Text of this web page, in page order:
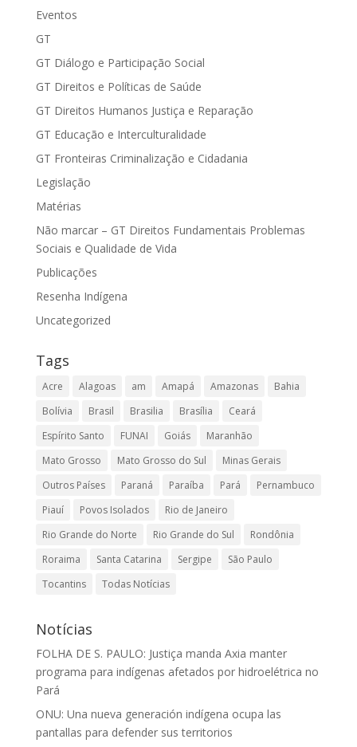
Eventos
GT
GT Diálogo e Participação Social
GT Direitos e Políticas de Saúde
GT Direitos Humanos Justiça e Reparação
GT Educação e Interculturalidade
GT Fronteiras Criminalização e Cidadania
Legislação
Matérias
Não marcar – GT Direitos Fundamentais Problemas
Sociais e Qualidade de Vida
Publicações
Resenha Indígena
Uncategorized
Tags
Acre Alagoas am Amapá Amazonas
Bahia
Bolívia
Brasil Brasilia Brasília
Ceará
Espírito Santo
FUNAI Goiás
Maranhão
Mato Grosso
Mato Grosso do Sul
Minas Gerais
Outros Países
Paraná Paraíba Pará
Pernambuco
Piauí
Povos Isolados
Rio de Janeiro
Rio Grande do Norte
Rio Grande do Sul
Rondônia
Roraima
Santa Catarina Sergipe
São Paulo
Tocantins
Todas Notícias
Notícias
FOLHA DE S. PAULO: Justiça manda Axia manter
programa para indígenas afetados por hidroelétrica no
Pará
ONU: Una nueva generación indígena ocupa las
pantallas para defender sus territorios